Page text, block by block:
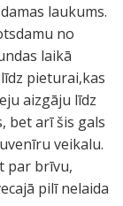
laukums.
no
laikā
pieturai,kas
aizgāju līdz
bet arī šis gals
veikalu.
par brīvu,
pilī nelaida